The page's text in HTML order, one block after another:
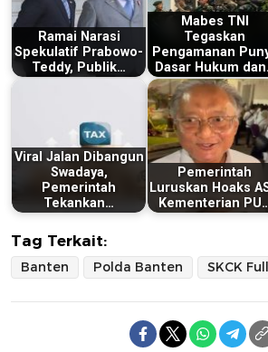
Ramai Narasi
Spekulatif Prabowo-
Teddy, Publik…
Mabes TNI
Tegaskan
Pengamanan
Dasar Hukum
Viral Jalan Dibangun
Swadaya,
Pemerintah
Tekankan…
Pemerintah
Luruskan Hoaks
Kementerian
Tag Terkait:
Banten Polda Banten SKCK